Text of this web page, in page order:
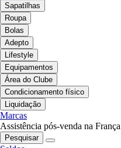
Sapatilhas
Roupa
Bolas
Adepto
Lifestyle
Equipamentos
Área do Clube
Condicionamento físico
Liquidação
Marcas
Assistência pós-venda na França
Pesquisar